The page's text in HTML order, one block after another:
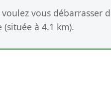
vous débarrasser
à 4.1 km).